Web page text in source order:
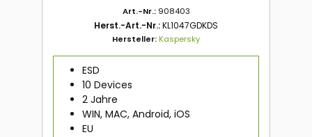
Art.-Nr.: 908403
Herst.-Art.-Nr.:KL1047GDKDS
Hersteller:Kaspersky
ESD
10 Devices
2 Jahre
WIN, MAC, Android, iOS
EU